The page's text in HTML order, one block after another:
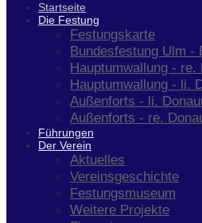
Startseite
Die Festung
Festungskarte
Bundesfestung Ulm -
Hauptumwallung - re.
Hauptumwallung - li.
Außenforts - li.
Außenforts - re.
Führungen
Der Verein
Aktuelles
Vereinsgeschichte
Festungsmuseum
Weitere Projekte